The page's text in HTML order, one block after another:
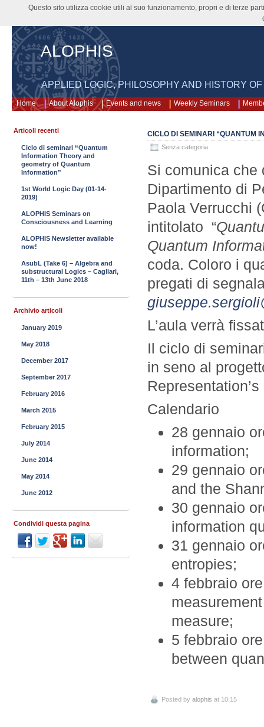
ALOPHIS
APPLIED LOGIC, PHILOSOPHY AND HISTORY
Home About Alophis Events and news Weekly Seminars
CICLO DI SEMINARI “QUANTUM
Senza categoria
Si comunica che
Dipartimento di
Paola Verrucchi
intitolato “
Quantum
coda. Coloro i
pregati di
L’aula verrà
Il ciclo di
in seno al
Calendario
28 gennaio
information;
29 gennaio
and the
30 gennaio
information
31 gennaio
entropies;
4 febbraio
measure;
5 febbraio
between
Posted by alophis at 10:15
Articoli recenti
Ciclo di seminari “Quantum
Information Theory and
geometry of Quantum
Information”
1st World Logic Day (01-14-
2019)
ALOPHIS Seminars on
Consciousness and Learning
ALOPHIS Newsletter available
now!
AsubL (Take 6) – Algebra and
substructural Logics – Cagliari,
11th – 13th June 2018
Archivio articoli
January 2019
May 2018
December 2017
September 2017
February 2016
March 2015
February 2015
July 2014
June 2014
May 2014
June 2012
Condividi questa pagina
Questo sito utilizza cookie utili al suo funzionamento, propri e di terze